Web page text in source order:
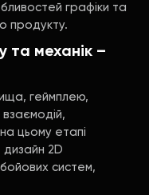
графіки та
продукту.
та механік –
геймплею,
цьому етапі
2D
систем,